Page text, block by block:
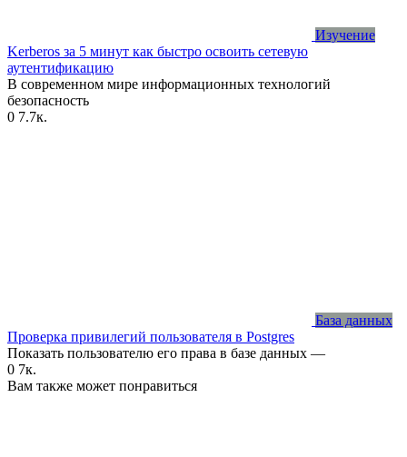
Изучение
Kerberos за 5 минут как быстро освоить сетевую
аутентификацию
В современном мире информационных технологий
безопасность
0 7.7к.
База данных
Проверка привилегий пользователя в Postgres
Показать пользователю его права в базе данных —
0 7к.
Вам также может понравиться